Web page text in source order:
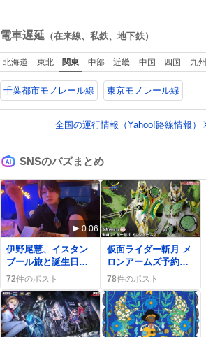
けて」という声。祖
母を背負い、助け出
した孫が「命があっ
たのは奇跡」と当時
の状況を語った。
数
数
電車遅延 （在来線、私鉄、地下鉄）
北海道 東北 関東 中部 近畿 中国 四国 九州
千葉都市モノレール線 東京モノレール線
全国の運行情報（Yahoo!路線情報）
SNSのバズまとめ
0:06
伊野尾慧、イスタン
ブール旅と誕生日祝
福でサムネが話題
に、ファン熱狂
72件のポスト
仮面ライダー斬月 メ
ロンアームズ予約開
始、ファン歓喜の声
が続出
78件のポスト